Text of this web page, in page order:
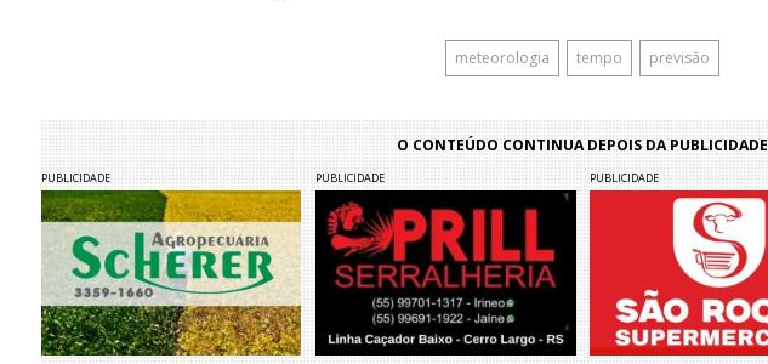
meteorologia tempo previsão
O CONTEÚDO CONTINUA DEPOIS DA PUBLICIDADE
PUBLICIDADE PUBLICIDADE PUBLICIDADE